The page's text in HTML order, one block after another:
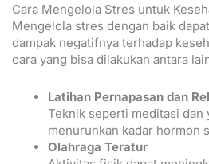
Cara Mengelola Stres untuk
Mengelola stres dengan baik
dampak negatifnya terhadap
cara yang bisa dilakukan antara
Latihan Pernapasan dan
Teknik seperti meditasi dan
menurunkan kadar hormon
Olahraga Teratur